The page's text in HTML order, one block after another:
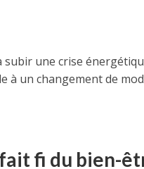
une crise
à un changement de
fi du bien-